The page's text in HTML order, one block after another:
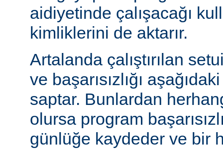
aidiyetinde çalışacağı
kimliklerini de aktarır.
Artalanda çalıştırılan
ve başarısızlığı
saptar. Bunlardan
olursa program
günlüğe kaydeder ve bir